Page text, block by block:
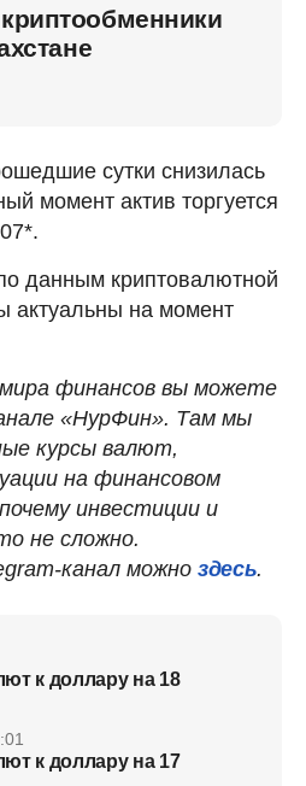
сутки снизилась
момент актив торгуется
данным криптовалютной
актуальны на момент
финансов вы можете
«НурФин». Там мы
курсы валют,
на финансовом
инвестиции и
не сложно.
канал можно здесь.
к доллару на 18
к доллару на 17